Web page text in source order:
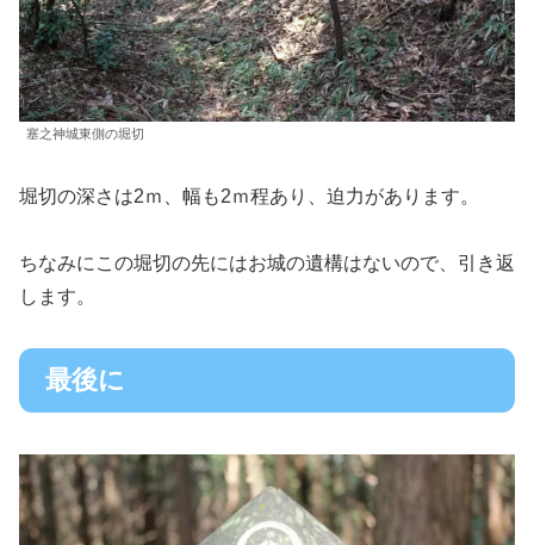
塞之神城東側の堀切
堀切の深さは2ｍ、幅も2ｍ程あり、迫力があります。
ちなみにこの堀切の先にはお城の遺構はないので、引き返
します。
最後に